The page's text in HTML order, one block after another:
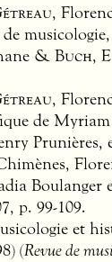
,
& Buch,
,
de Myriam
Prunières,
Boulanger
p. 99-109.
et
(Revue de